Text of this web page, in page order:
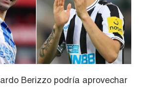
Berizzo podría aprovechar